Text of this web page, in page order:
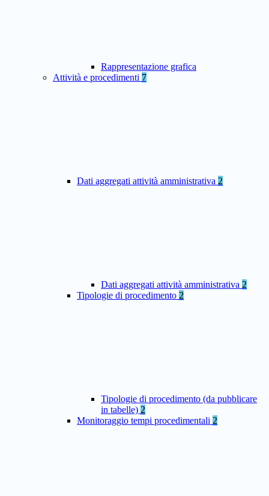
Rappresentazione grafica
Attività e procedimenti 7
Dati aggregati attività amministrativa 2
Dati aggregati attività amministrativa 2
Tipologie di procedimento 2
Tipologie di procedimento (da pubblicare
in tabelle) 2
Monitoraggio tempi procedimentali 2